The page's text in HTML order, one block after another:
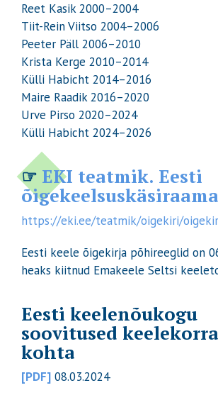
Reet Kasik 2000–2004
Tiit-Rein Viitso 2004–2006
Peeter Päll 2006–2010
Krista Kerge 2010–2014
Külli Habicht 2014–2016
Maire Raadik 2016–2020
Urve Pirso 2020–2024
Külli Habicht 2024–2026
☞ EKI teatmik. Eesti
https://eki.ee/teatmik/oigekiri/
Eesti keele õigekirja põhireeglid on
heaks kiitnud Emakeele Seltsi
Eesti keelenõukogu
soovitused
kohta
[PDF] 08.03.2024